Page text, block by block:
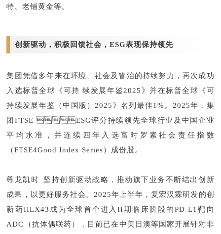
特、老铺黄金等。
创新驱动，积极回馈社会，ESG表现保持领先
集团凭借多年来在环境、社会及管治的持续努力，再次成功
入选标普全球《可持续发展年鉴2025》并在标普全球《可
持续发展年鉴（中国版）2025》名列最佳1%。2025年，集
团FTSE ESG评分持续领先全球行业及中国企业
平均水准，并连续四年入选富时罗素社会责任指数
（FTSE4Good Index Series）成份股。
尊龙凯时坚持创新驱动战略，推动旗下业务不断结出创新
成果，以更好服务社会。2025年上半年，复宏汉霖研发的创
新药HLX43成为全球首个进入II期临床阶段的PD-L1靶向
ADC（抗体偶联药），目前已在中美日澳等国家开展针对非